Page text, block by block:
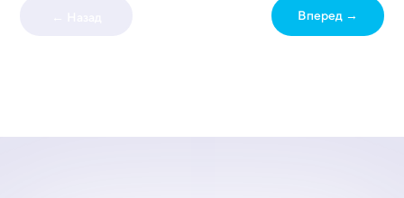
Вперед →